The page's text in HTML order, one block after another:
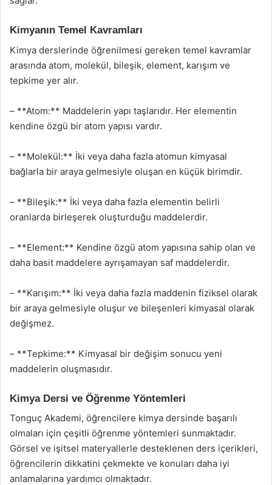
Kimyanın Temel Kavramları
Kimya derslerinde öğrenilmesi gereken temel kavramlar
arasında atom, molekül, bileşik, element, karışım ve
tepkime yer alır.
– **Atom:** Maddelerin yapı taşlarıdır. Her elementin
kendine özgü bir atom yapısı vardır.
– **Molekül:** İki veya daha fazla atomun kimyasal
bağlarla bir araya gelmesiyle oluşan en küçük birimdir.
– **Bileşik:** İki veya daha fazla elementin belirli
oranlarda birleşerek oluşturduğu maddelerdir.
– **Element:** Kendine özgü atom yapısına sahip olan ve
daha basit maddelere ayrışamayan saf maddelerdir.
– **Karışım:** İki veya daha fazla maddenin fiziksel olarak
bir araya gelmesiyle oluşur ve bileşenleri kimyasal olarak
değişmez.
– **Tepkime:** Kimyasal bir değişim sonucu yeni
maddelerin oluşmasıdır.
Kimya Dersi ve Öğrenme Yöntemleri
Tonguç Akademi, öğrencilere kimya dersinde başarılı
olmaları için çeşitli öğrenme yöntemleri sunmaktadır.
Görsel ve işitsel materyallerle desteklenen ders içerikleri,
öğrencilerin dikkatini çekmekte ve konuları daha iyi
anlamalarına yardımcı olmaktadır.